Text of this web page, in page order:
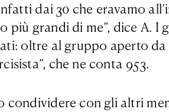
dai 30 che eravamo
più grandi di me”, dice A.
oltre al gruppo aperto da
che ne conta 953.
con gli altri